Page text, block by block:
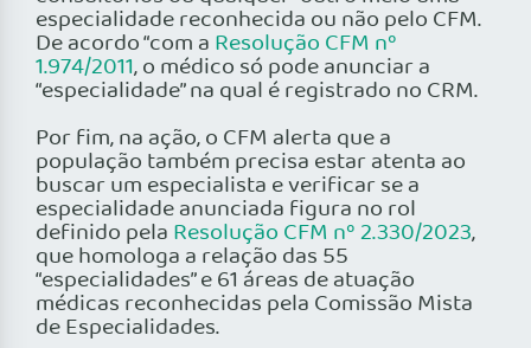
especialidade reconhecida ou não pelo CFM.
De acordo “com a Resolução CFM nº
1.974/2011, o médico só pode anunciar a
“especialidade” na qual é registrado no CRM.
Por fim, na ação, o CFM alerta que a
população também precisa estar atenta ao
buscar um especialista e verificar se a
especialidade anunciada figura no rol
definido pela Resolução CFM nº 2.330/2023,
que homologa a relação das 55
“especialidades” e 61 áreas de atuação
médicas reconhecidas pela Comissão Mista
de Especialidades.